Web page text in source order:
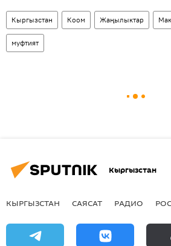
Кыргызстан Коом Жаңылыктар
муфтият
Кыргызстан
КЫРГЫЗСТАН САЯСАТ РАДИО